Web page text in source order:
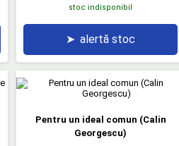
stoc indisponibil
➤ alertă stoc
Pentru un ideal comun (Calin
Georgescu)